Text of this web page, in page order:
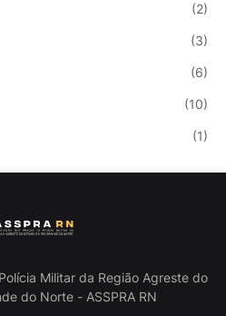
(2)
(3)
(6)
(10)
(1)
Militar da Região Agreste do
do Norte - ASSPRA RN